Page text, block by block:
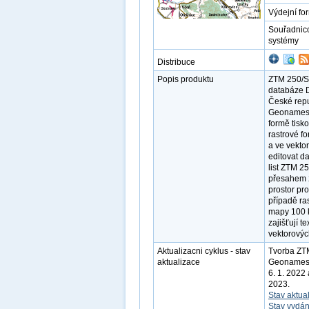
Výdejní
systémy
Distribuce
Popis produktu
ZTM 250/
databáze
České
formě
rastrové
a ve
editovat
list ZTM
přesahem
prostor
případě
mapy 100
zajišťují
Aktualizacni cyklus - stav
aktualizace
Tvorba
6. 1. 2022
2023.
Stav
Stav